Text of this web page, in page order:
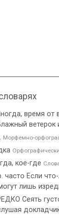
время от
ветерок
Морфемно-
кое-где
часто Если
лишь
Сеять